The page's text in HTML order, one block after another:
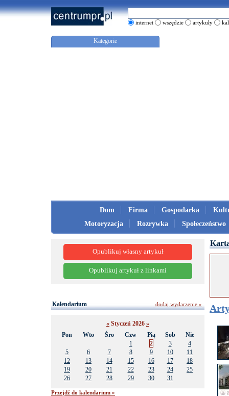
internet wszędzie artykuły
Kategorie
Dom Firma Gospodarka
Motoryzacja
Rozrywka Społeczeństwo
Opublikuj własny artykuł
Opublikuj artykuł z linkami
Kalendarium
« Styczeń 2026 »
Pon
Wto Śro Czw Pią Sob
Nie
1
2 3
4
5
6 7 8 9 10
11
12
13 14 15 16 17
18
19
20 21 22 23 24
25
26
27 28 29 30 31
Przejdź do kalendarium »
dodaj wydarzenie »